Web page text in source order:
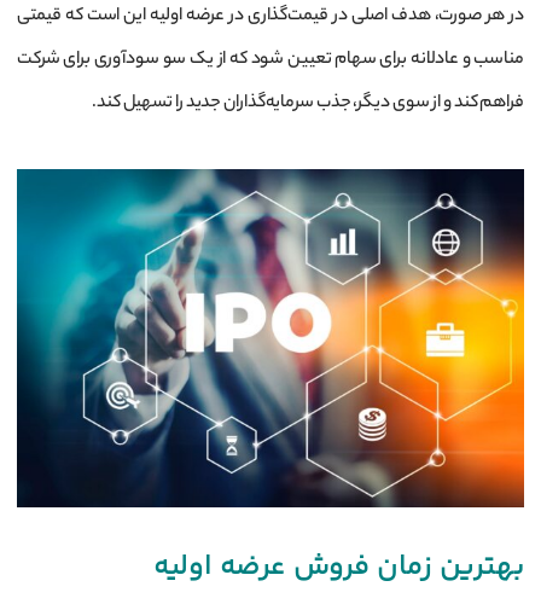
در هر صورت، هدف اصلی در قیمت‌گذاری در عرضه اولیه این است که قیمتی
مناسب و عادلانه برای سهام تعیین شود که از یک سو سودآوری برای شرکت
فراهم کند و از سوی دیگر، جذب سرمایه‌گذاران جدید را تسهیل کند.
بهترین زمان فروش عرضه اولیه